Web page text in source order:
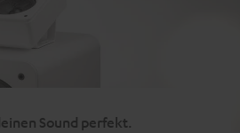
Sound perfekt.